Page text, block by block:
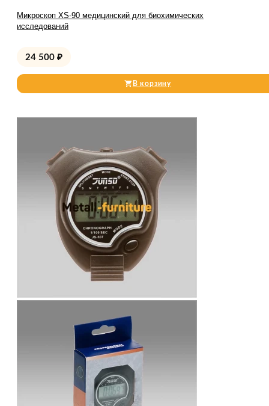
Микроскоп XS-90 медицинский для биохимических
исследований
24 500 ₽
В корзину